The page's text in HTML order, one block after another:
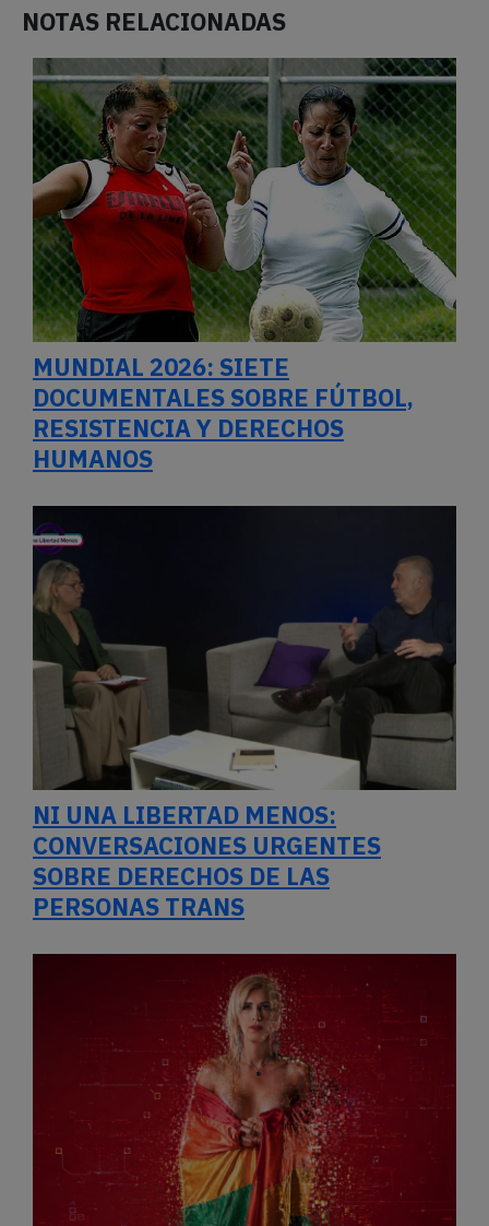
NOTAS RELACIONADAS
MUNDIAL 2026: SIETE
DOCUMENTALES SOBRE FÚTBOL,
RESISTENCIA Y DERECHOS
HUMANOS
NI UNA LIBERTAD MENOS:
CONVERSACIONES URGENTES
SOBRE DERECHOS DE LAS
PERSONAS TRANS